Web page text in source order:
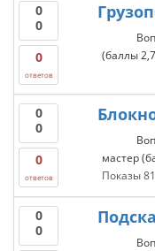
0
0
0
ответов
(баллы
0
0
0
ответов
мастер
Показы81
0
0